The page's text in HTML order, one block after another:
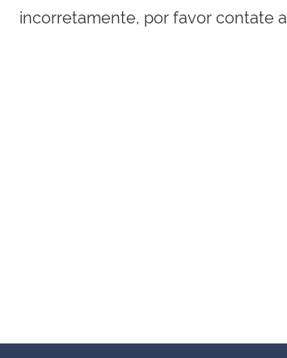
incorretamente, por favor contate a